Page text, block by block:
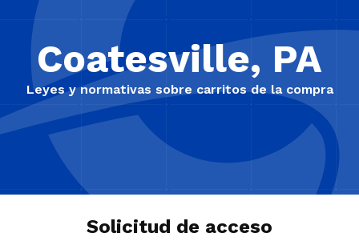
Coatesville, PA
Leyes y normativas sobre carritos de la compra
Solicitud de acceso